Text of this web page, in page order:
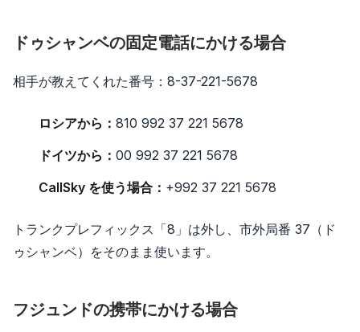
ドゥシャンベの固定電話にかける場合
相手が教えてくれた番号：8-37-221-5678
ロシアから： 810 992 37 221 5678
ドイツから： 00 992 37 221 5678
CallSky を使う場合： +992 37 221 5678
トランクプレフィックス「8」は外し、市外局番 37（ド
ゥシャンベ）をそのまま使います。
フジュンドの携帯にかける場合